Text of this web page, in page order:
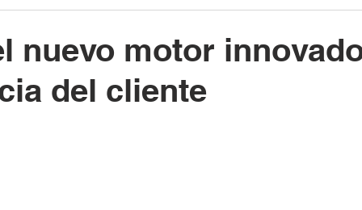
nuevo motor
del cliente